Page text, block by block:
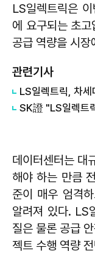
LS일렉트릭은
에 요구되는 초고
공급 역량을 시
관련기사
데이터센터는 대
해야 하는 만큼
준이 매우 엄격
알려져 있다. LS
질은 물론 공급
젝트 수행 역량